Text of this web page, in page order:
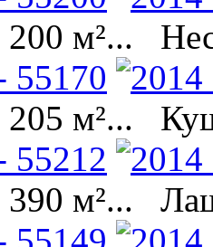
м²...
м²...
м²...